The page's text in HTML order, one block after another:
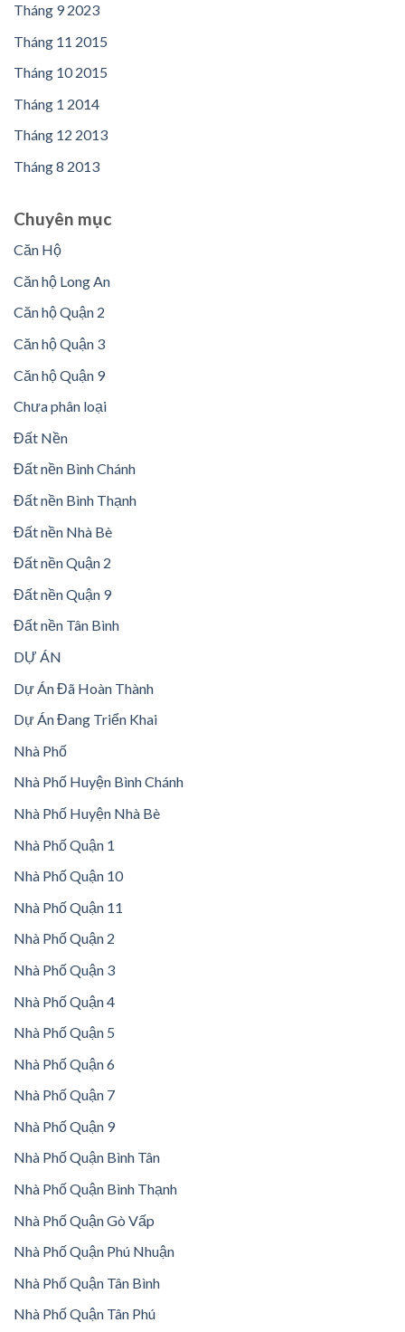
Tháng 9 2023
Tháng 11 2015
Tháng 10 2015
Tháng 1 2014
Tháng 12 2013
Tháng 8 2013
Chuyên mục
Căn Hộ
Căn hộ Long An
Căn hộ Quận 2
Căn hộ Quận 3
Căn hộ Quận 9
Chưa phân loại
Đất Nền
Đất nền Bình Chánh
Đất nền Bình Thạnh
Đất nền Nhà Bè
Đất nền Quận 2
Đất nền Quận 9
Đất nền Tân Bình
DỰ ÁN
Dự Án Đã Hoàn Thành
Dự Án Đang Triển Khai
Nhà Phố
Nhà Phố Huyện Bình Chánh
Nhà Phố Huyện Nhà Bè
Nhà Phố Quận 1
Nhà Phố Quận 10
Nhà Phố Quận 11
Nhà Phố Quận 2
Nhà Phố Quận 3
Nhà Phố Quận 4
Nhà Phố Quận 5
Nhà Phố Quận 6
Nhà Phố Quận 7
Nhà Phố Quận 9
Nhà Phố Quận Bình Tân
Nhà Phố Quận Bình Thạnh
Nhà Phố Quận Gò Vấp
Nhà Phố Quận Phú Nhuận
Nhà Phố Quận Tân Bình
Nhà Phố Quận Tân Phú